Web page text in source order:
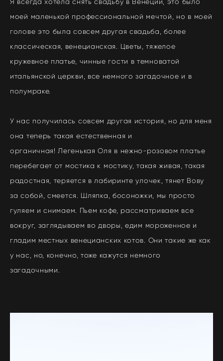
Я всегда хотела снять свадьбу в Венеции, это было
моей маленькой профессиональной мечтой, но в моей
голове это была совсем другая свадьба, более
классическая, венецианская. Цветы, тяжелое
кружевное платье, чинные гости в темноватой
итальянской церкви, все немного загадочное и в
полумраке.
У нас получилась совсем другая история, но для меня
она теперь такая естественная и
органичная!Легенькая Оля в нежно-розовом платье
перебегает от мостика к мостику, такая живая, такая
радостная, теряется в лабиринте улочек, тянет Вову
за собой, смеется. Шляпка, босоножки, мы просто
гуляем и снимаем. Пьем кофе, рассматриваем все
вокруг, заглядываем во дворы, едим мороженное и
гладим местных венецианских котов. Они такие же как
у нас, но, конечно, тоже кажутся немного
загадочными.